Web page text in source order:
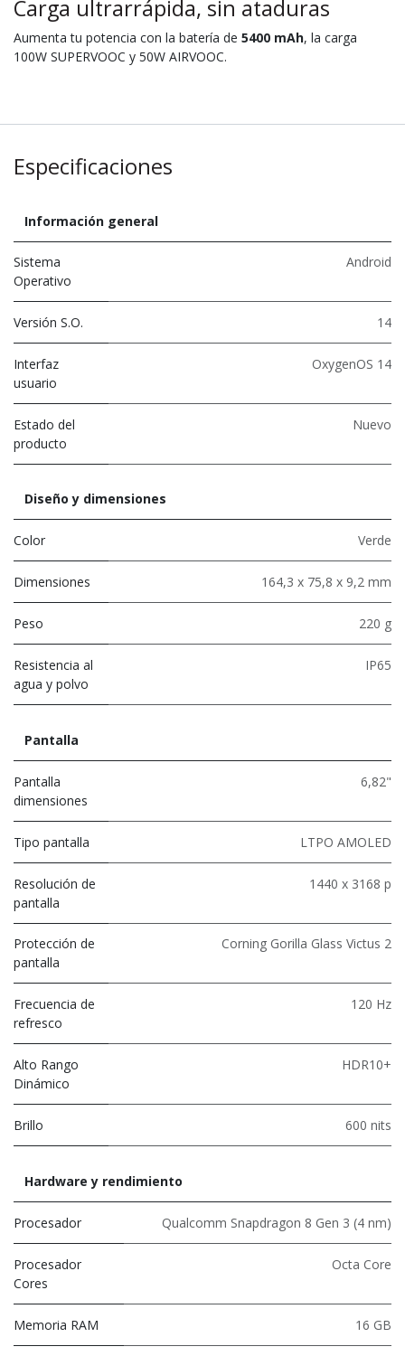
Carga ultrarrápida, sin ataduras
Aumenta tu potencia con la batería de 5400 mAh, la carga
100W SUPERVOOC y 50W AIRVOOC.
Especificaciones
Información general
Sistema
Operativo
Android
Versión S.O. 14
Interfaz
usuario
OxygenOS 14
Estado del
producto
Nuevo
Diseño y dimensiones
Color Verde
Dimensiones 164,3 x 75,8 x 9,2 mm
Peso 220 g
Resistencia al
agua y polvo
IP65
Pantalla
Pantalla
dimensiones
6,82"
Tipo pantalla LTPO AMOLED
Resolución de
pantalla
1440 x 3168 p
Protección de
pantalla
Corning Gorilla Glass Victus 2
Frecuencia de
refresco
120 Hz
Alto Rango
Dinámico
HDR10+
Brillo 600 nits
Hardware y rendimiento
Procesador Qualcomm Snapdragon 8 Gen 3 (4 nm)
Procesador
Cores
Octa Core
Memoria RAM 16 GB